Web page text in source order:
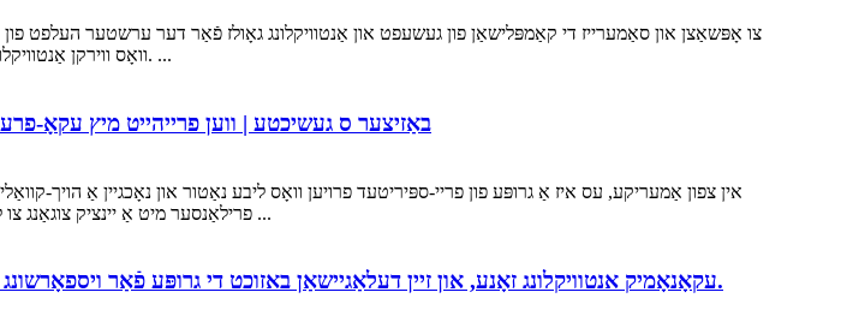
צו אָפּשאַצן און סאַמערייז די קאַמפּלישאַן פון געשעפט און אַנטוויקלונג גאָולז פֿאַר דער ערשטער העלפט
וואָס ווירקן אַנטוויקלונג, צעוויקלען שליסל טאַסקס פֿאַר דער צווייטער העלפט פון די יאָר, און לויבן בוילעט דערגרייה. ...
באַזיצער ס געשיכטע | ווען פרייהייט מיץ עקאָ-
אין צפון אַמעריקע, עס איז אַ גרופּע פון ​​פריי-ספּיריטעד פרויען וואָס ליבע נאַטור און נאָכגיין אַ הויך-
פרילאַנסער מיט אַ יינציק צוגאַנג צו לעבן און אַרבעט. זי האט שטענדיק לאָנגד פֿאַר אַ מאָדע פון ​​רייזע וואָס ניט בלויז שאָוקייסיז איר ...
Chen Tangqing, סעקרעטאַר פון דער פארטיי ארבעטן קאַמיטי פון Xuzhou עקאָנאָמיק אנטוויקלונג זאָנע, און זיין דעלאַגיישאַן באזוכט די גרופּע פֿאַר ויספאָרשונג.